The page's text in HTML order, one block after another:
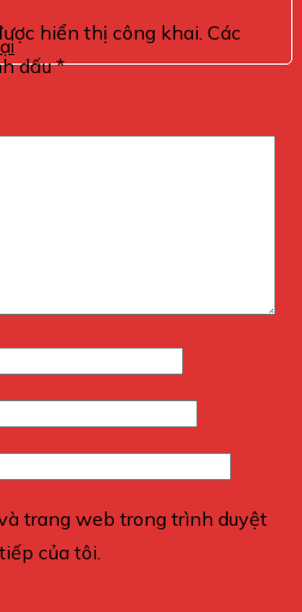
hiển thị công khai. Các
dấu*
trang web trong trình duyệt
của tôi.